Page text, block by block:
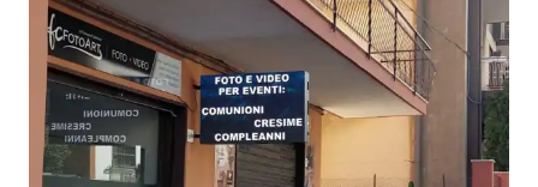
Pronto Moda Etna Style Outlet –
Linguaglossa (CT)
Video Insegne